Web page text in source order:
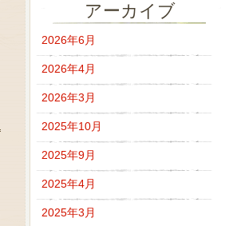
アーカイブ
2026年6月
2026年4月
2026年3月
2025年10月
2025年9月
2025年4月
2025年3月